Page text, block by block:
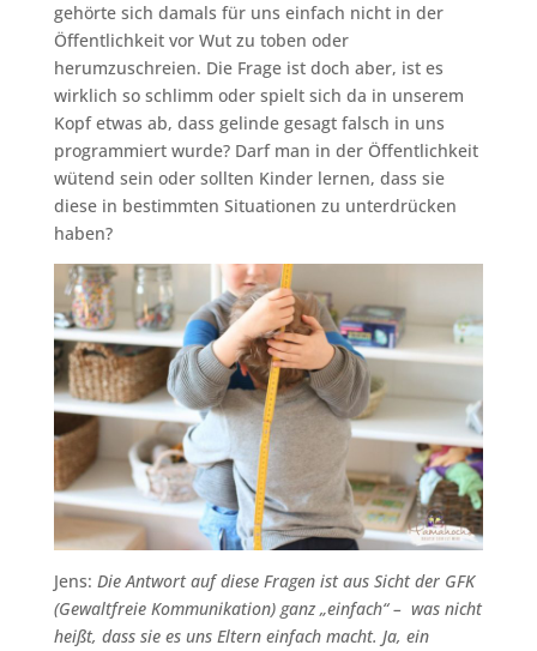
gehörte sich damals für uns einfach nicht in der
Öffentlichkeit vor Wut zu toben oder
herumzuschreien. Die Frage ist doch aber, ist es
wirklich so schlimm oder spielt sich da in unserem
Kopf etwas ab, dass gelinde gesagt falsch in uns
programmiert wurde? Darf man in der Öffentlichkeit
wütend sein oder sollten Kinder lernen, dass sie
diese in bestimmten Situationen zu unterdrücken
haben?
Jens: Die Antwort auf diese Fragen ist aus Sicht der GFK
(Gewaltfreie Kommunikation) ganz „einfach“ – was nicht
heißt, dass sie es uns Eltern einfach macht. Ja, ein